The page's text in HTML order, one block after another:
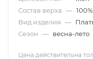
Состав верха —
Вид изделия —
Сезон — весна-лето
Цена действительна